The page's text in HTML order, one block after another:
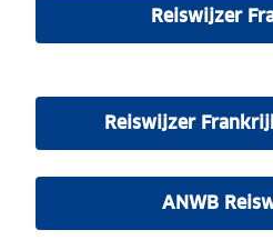
Reiswijzer
Reiswijzer
ANWB